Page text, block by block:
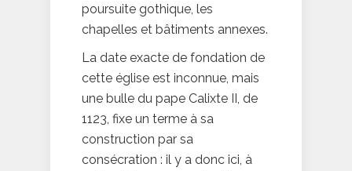
poursuite gothique, les
chapelles et bâtiments annexes.
La date exacte de fondation de
cette église est inconnue, mais
une bulle du pape Calixte II, de
1123, fixe un terme à sa
construction par sa
consécration : il y a donc ici, à